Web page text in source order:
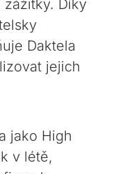
Díky
Daktela
jejich
jako High
v létě,